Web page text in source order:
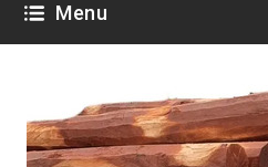
Menu